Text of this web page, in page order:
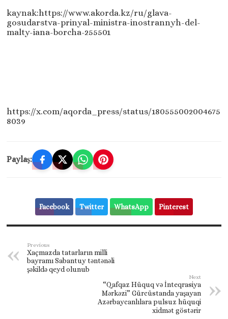
kaynak:https://www.akorda.kz/ru/glava-
gosudarstva-prinyal-ministra-inostrannyh-del-
malty-iana-borcha-255501
https://x.com/aqorda_press/status/180555002004675
8039
Paylaş:
Facebook Twitter WhatsApp Pinterest
Previous
Xaçmazda tatarların milli
bayramı Sabantuy təntənəli
şəkildə qeyd olunub
Next
“Qafqaz Hüquq və İnteqrasiya
Mərkəzi” Gürcüstanda yaşayan
Azərbaycanlılara pulsuz hüquqi
xidmət göstərir